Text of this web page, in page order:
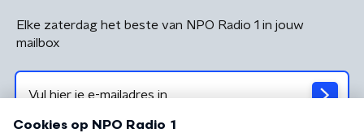
Elke zaterdag het beste van NPO Radio 1 in jouw
mailbox